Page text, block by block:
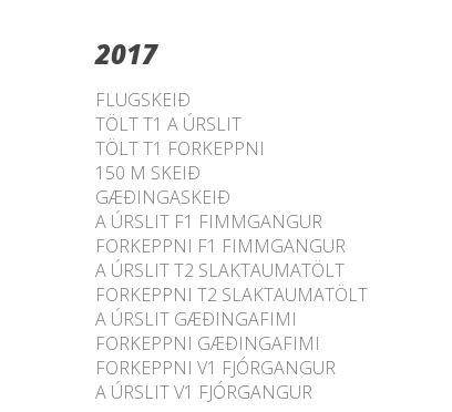
2017
FLUGSKEIÐ
TÖLT T1 A ÚRSLIT
TÖLT T1 FORKEPPNI
150 M SKEIÐ
GÆÐINGASKEIÐ
A ÚRSLIT F1 FIMMGANGUR
FORKEPPNI F1 FIMMGANGUR
A ÚRSLIT T2 SLAKTAUMATÖLT
FORKEPPNI T2 SLAKTAUMATÖLT
A ÚRSLIT GÆÐINGAFIMI
FORKEPPNI GÆÐINGAFIMI
FORKEPPNI V1 FJÓRGANGUR
A ÚRSLIT V1 FJÓRGANGUR